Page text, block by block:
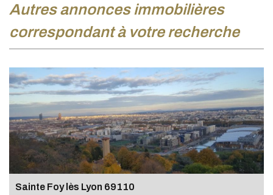
autres annonces immobilières
correspondant à votre recherche
Sainte Foy lès Lyon 69110